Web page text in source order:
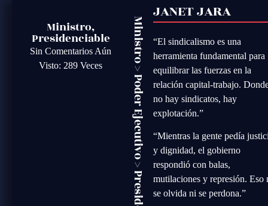
Ministro,
Presidenciable
Sin Comentarios Aún
Visto: 289 Veces
Ministro
>
Poder Ejecutivo
>
JANET JARA
“El sindicalismo es una
herramienta fundamental para
equilibrar las fuerzas en la
relación capital-trabajo.
no hay sindicatos, hay
explotación.”
“Mientras la gente pedía
y dignidad, el gobierno
respondió con balas,
mutilaciones y represión. Eso
se olvida ni se perdona.”